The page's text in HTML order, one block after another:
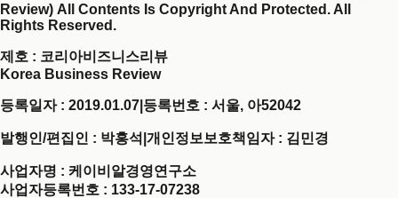
Review) All Contents Is Copyright And Protected. All
Rights Reserved.
제호 : 코리아비즈니스리뷰
Korea Business Review
등록일자 : 2019.01.07 등록번호 : 서울, 아52042
발행인/편집인 : 박홍석 개인정보보호책임자 : 김민경
사업자명 : 케이비알경영연구소
사업자등록번호 : 133-17-07238